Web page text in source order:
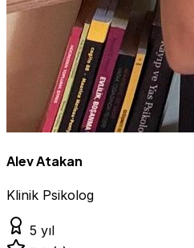
Alev Atakan
Klinik Psikolog
5 yıl